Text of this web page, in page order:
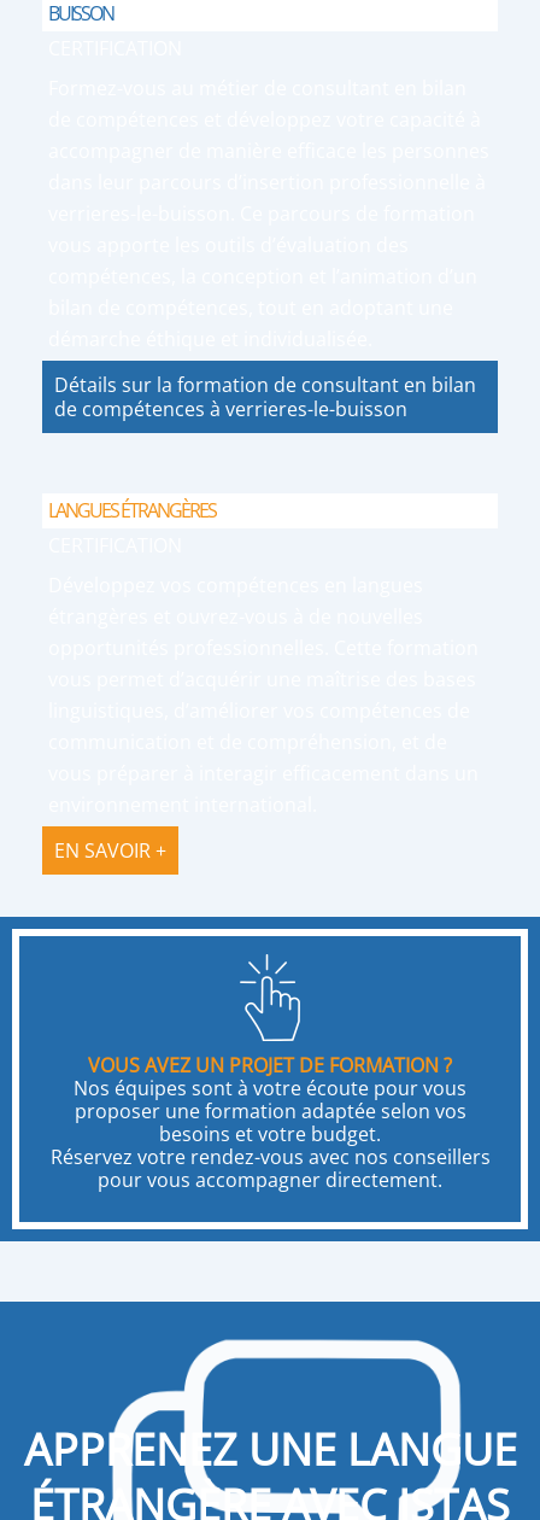
BUISSON
Détails sur la formation de consultant en bilan
de compétences à verrieres-le-buisson
LANGUES ÉTRANGÈRES
EN SAVOIR +
VOUS AVEZ UN PROJET DE FORMATION ?
Nos équipes sont à votre écoute pour vous
proposer une formation adaptée selon vos
besoins et votre budget.
Réservez votre rendez-vous avec nos conseillers
pour vous accompagner directement.
APPRENEZ UNE LANGUE
ÉTRANGÈRE AVEC ISTAS